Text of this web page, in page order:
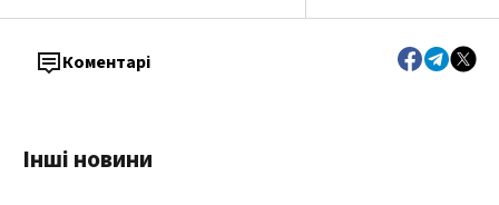
Коментарі
Інші новини